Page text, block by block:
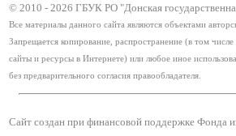
© 2010 - 2026 ГБУК РО "Донская
Все материалы данного сайта являются объектами
Запрещается копирование, распространение (в том
сайты и ресурсы в Интернете) или любое иное
без предварительного согласия правообладателя.
Сайт создан при финансовой поддержке Фонда